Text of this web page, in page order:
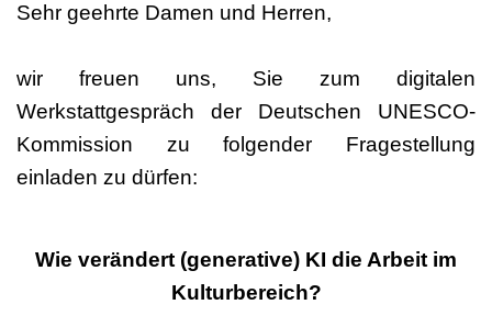
Sehr geehrte Damen und Herren,
wir freuen uns, Sie zum digitalen
Werkstattgespräch der Deutschen UNESCO-
Kommission zu folgender Fragestellung
einladen zu dürfen:
Wie verändert (generative) KI die Arbeit im
Kulturbereich?